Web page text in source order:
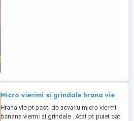
Micro vierimi si grindale hrana vie
Hrana vie pt pasti de acvariu micro viermi
banana viermi si grindale . Atat pt puiet cat